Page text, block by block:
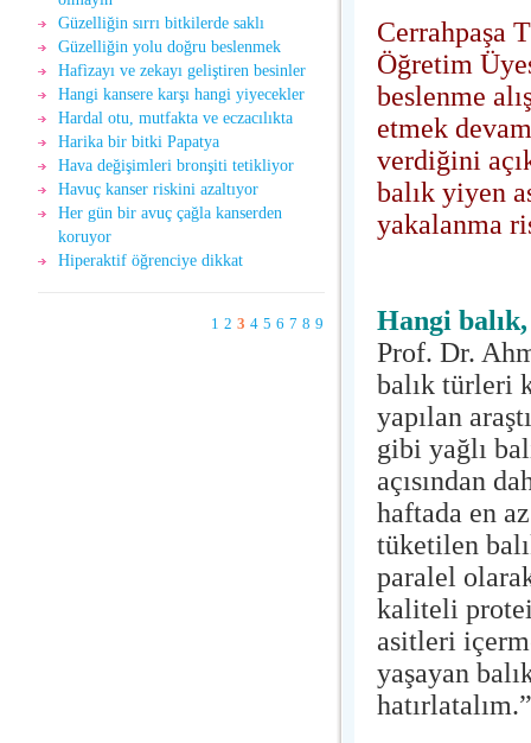
Güzelliğin sırrı bitkilerde saklı
Güzelliğin yolu doğru beslenmek
Hafìzayı ve zekayı geliştiren besinler
Hangi kansere karşı hangi yiyecekler
Hardal otu, mutfakta ve eczacılıkta
Harika bir bitki Papatya
Hava değişimleri bronşiti tetikliyor
Havuç kanser riskini azaltıyor
Her gün bir avuç çağla kanserden
koruyor
Hiperaktif öğrenciye dikkat
1 2 3 4 5 6 7 8 9
Cerrahpaşa
Öğretim
beslenme
etmek
verdiğini
balık yiyen
yakalanma
Hangi
Prof. Dr.
balık türleri
yapılan
gibi yağlı
açısından
haftada en
tüketilen
paralel
kaliteli
asitleri
yaşayan